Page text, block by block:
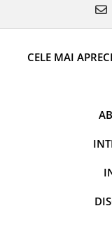
CELE MAI